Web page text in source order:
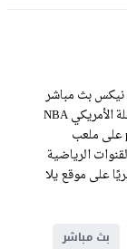
نيكس بث مباشر
اليوم الأحد 10-5-2026 ضمن منافسات دوري كرة السلة الأمريكي NBA
philadelphia 76ers VS new york knicks Live Stream على ملعب
الرياضية
حصريًا على موقع يلا
بث مباشر